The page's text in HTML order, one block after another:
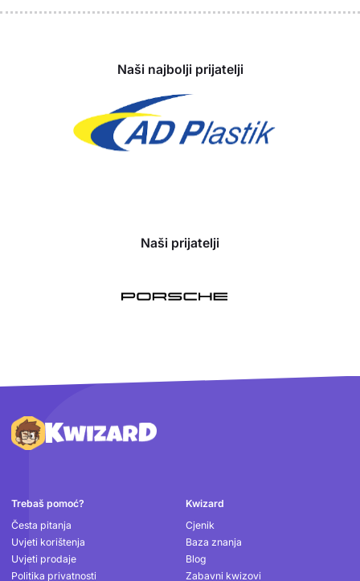
Naši najbolji prijatelji
Naši prijatelji
Podnožje
Trebaš pomoć?
Česta pitanja
Uvjeti korištenja
Uvjeti prodaje
Politika privatnosti
Kwizard
Cjenik
Baza znanja
Blog
Zabavni kwizovi